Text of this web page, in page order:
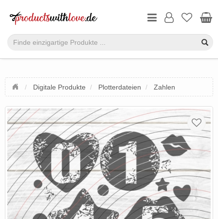
Digitale Produkte Plotterdateien Zahlen